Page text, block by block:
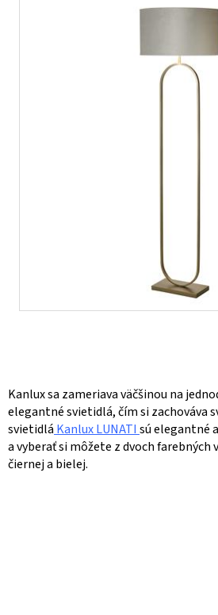
Kanlux sa zameriava väčšinou na
elegantné svietidlá, čím si zachováva
svietidlá Kanlux LUNATI sú elegantné
a vyberať si môžete z dvoch
čiernej a bielej.